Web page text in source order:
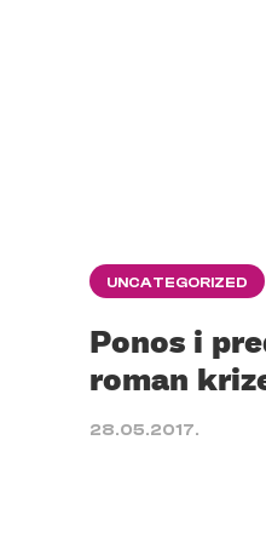
UNCATEGORIZED
Ponos i
roman
28.05.2017.